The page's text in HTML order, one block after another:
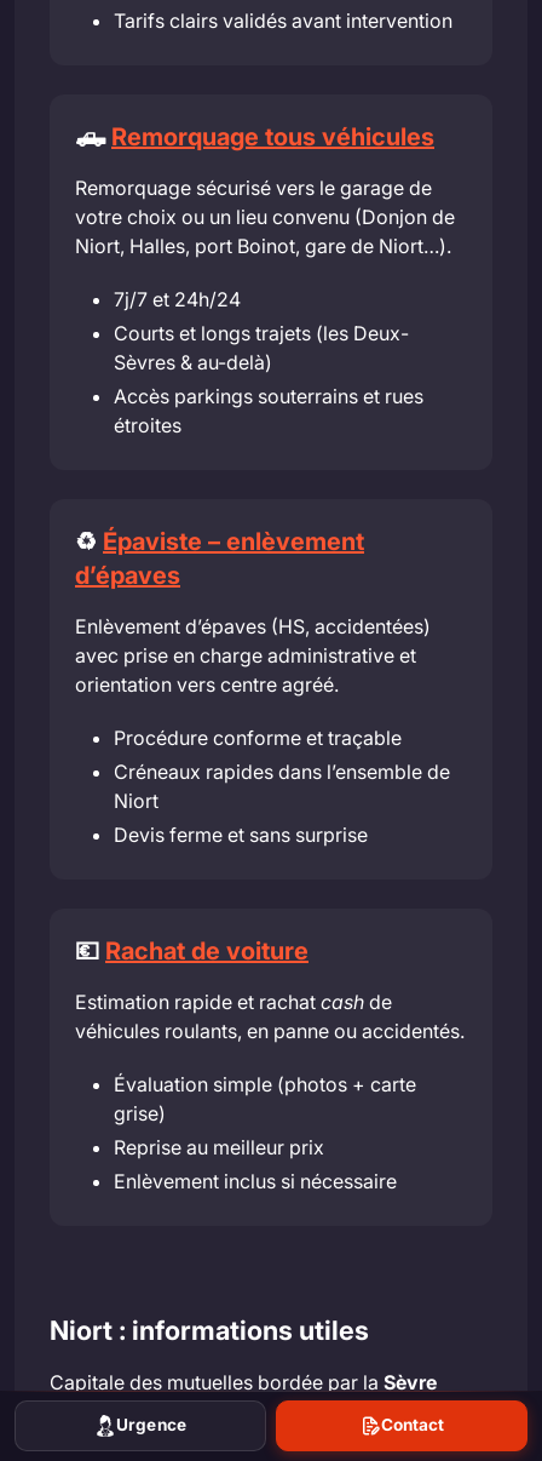
Tarifs clairs validés avant intervention
🛻 Remorquage tous véhicules
Remorquage sécurisé vers le garage de
votre choix ou un lieu convenu (Donjon de
Niort, Halles, port Boinot, gare de Niort…).
7j/7 et 24h/24
Courts et longs trajets (les Deux-
Sèvres & au-delà)
Accès parkings souterrains et rues
étroites
♻️ Épaviste – enlèvement
d’épaves
Enlèvement d’épaves (HS, accidentées)
avec prise en charge administrative et
orientation vers centre agréé.
Procédure conforme et traçable
Créneaux rapides dans l’ensemble de
Niort
Devis ferme et sans surprise
💶 Rachat de voiture
Estimation rapide et rachat cash de
véhicules roulants, en panne ou accidentés.
Évaluation simple (photos + carte
grise)
Reprise au meilleur prix
Enlèvement inclus si nécessaire
Niort : informations utiles
Capitale des mutuelles bordée par la Sèvre
Niortaise
Marais poitevin
, Niort allie cœur
ancien autour du
Donjon et grands axes
Urgence Contact